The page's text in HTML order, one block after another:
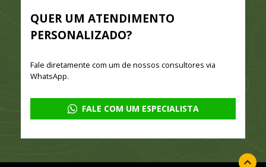
QUER UM ATENDIMENTO
PERSONALIZADO?
Fale diretamente com um de nossos consultores via
WhatsApp.
FALE COM UM ESPECIALISTA